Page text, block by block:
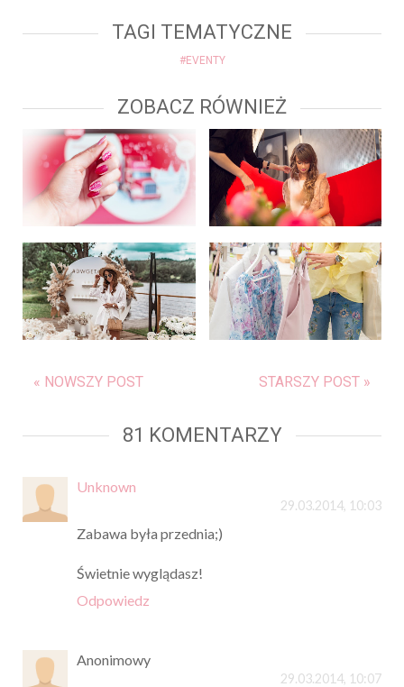
TAGI TEMATYCZNE
#EVENTY
ZOBACZ RÓWNIEŻ
« NOWSZY POST STARSZY POST »
81 KOMENTARZY
Unknown
29.03.2014, 10:03
Zabawa była przednia;)
Świetnie wyglądasz!
Odpowiedz
Anonimowy
29.03.2014, 10:07